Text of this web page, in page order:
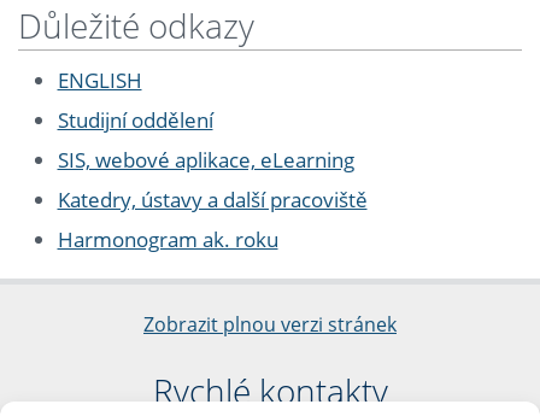
Důležité odkazy
ENGLISH
Studijní oddělení
SIS, webové aplikace, eLearning
Katedry, ústavy a další pracoviště
Harmonogram ak. roku
Zobrazit plnou verzi stránek
Rychlé kontakty